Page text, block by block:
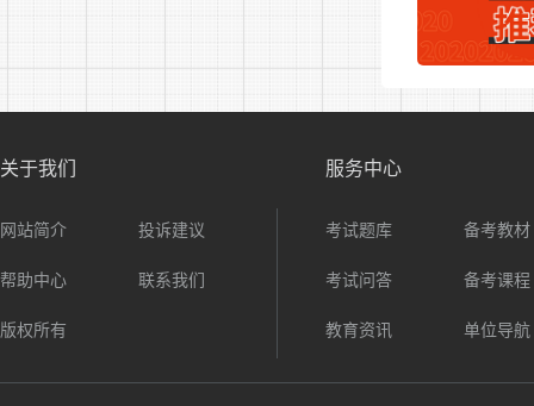
确无误，
4.招聘
关于我们
网站简介 投诉建议
帮助中心 联系我们
版权所有
服务中心
考试题库 备考教材
考试问答 备考课程
教育资讯 单位导航